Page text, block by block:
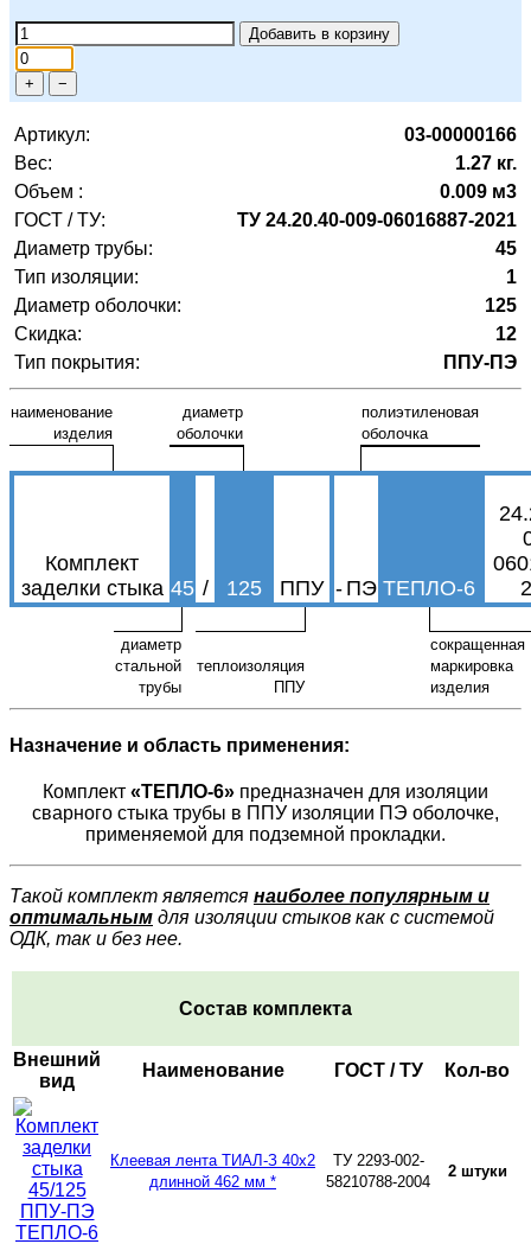
Добавить в корзину
+ −
Артикул:
03-00000166
Вес:
1.27 кг.
Объем :
0.009 м3
ГОСТ / ТУ:
ТУ 24.20.40-009-06016887-2021
Диаметр трубы:
45
Тип изоляции:
1
Диаметр оболочки:
125
Скидка:
12
Тип покрытия:
ППУ-ПЭ
наименование
изделия
диаметр
оболочки
полиэтиленовая
оболочка
Комплект
заделки стыка 45 / 125 ППУ - ПЭ ТЕПЛО-6
диаметр
стальной
трубы
теплоизоляция
ППУ
сокращенная
маркировка
изделия
Назначение и область применения:
Комплект «ТЕПЛО-6» предназначен для изоляции
сварного стыка трубы в ППУ изоляции ПЭ оболочке,
применяемой для подземной прокладки.
Такой комплект является наиболее популярным и
оптимальным для изоляции стыков как с системой
ОДК, так и без нее.
Состав комплекта
Внешний
вид
Наименование ГОСТ / ТУ Кол-во
Клеевая лента ТИАЛ-З 40х2
длинной 462 мм *
ТУ 2293-002-
58210788-2004
2 штуки